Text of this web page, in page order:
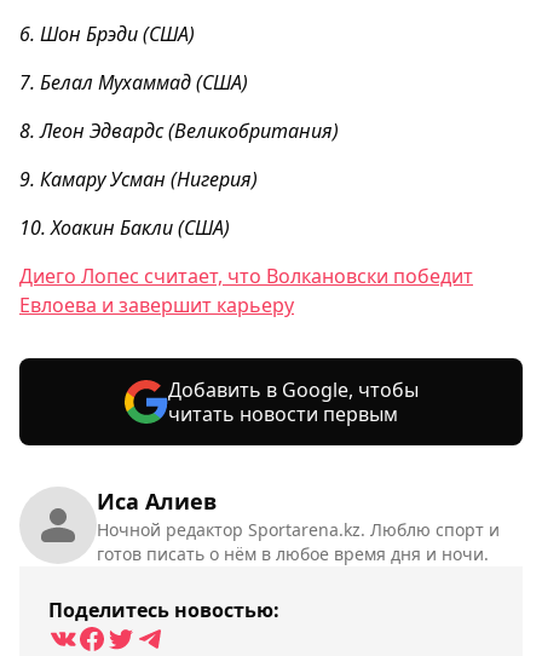
Иса Алиев
Ночной редактор Sportarena.kz. Люблю спорт и
готов писать о нём в любое время дня и ночи.
Поделитесь новостью:
6. Шон Брэди (США)
7. Белал Мухаммад (США)
8. Леон Эдвардс (Великобритания)
9. Камару Усман (Нигерия)
10. Хоакин Бакли (США)
Диего Лопес считает, что Волкановски победит
Евлоева и завершит карьеру
Добавить в Google, чтобы
читать новости первым